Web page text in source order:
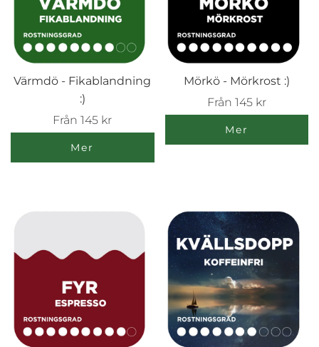
Värmdö - Fikablandning
:)
Från145 kr
Mer
Mörkö - Mörkrost :)
Från 145 kr
Mer